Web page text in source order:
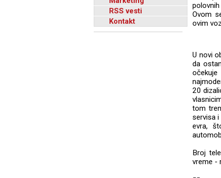
RSS vesti
Kontakt
Ovom
ovim
U novi
da
20
tom
servisa
evra,
Broj
vreme -